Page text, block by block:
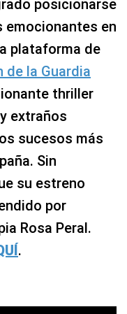
posicionarse
emocionantes en
plataforma de
de la Guardia
thriller
extraños
sucesos más
Sin
su estreno
por
Rosa Peral.
.